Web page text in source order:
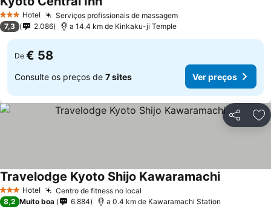
3 EstrelasHotel Serviços profissionais de massagemVer preços
Ver preços
7,3 2.086 a 14.4 km de Kinkaku-ji Temple
De € 58
Consulte os preços de 7 sites Ver preços
Partilhar
3 EstrelasHotel Centro de fitness no local
Travelodge Kyoto Shijo KawaramachiVer preços
8,2 Muito boa 6.884 a 0.4 km de Kawaramachi Station